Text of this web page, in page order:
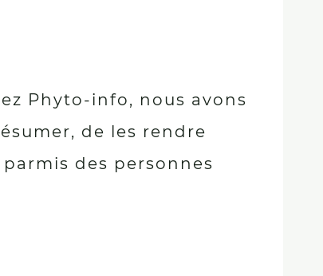
Phyto-info, nous avons
de les rendre
des personnes